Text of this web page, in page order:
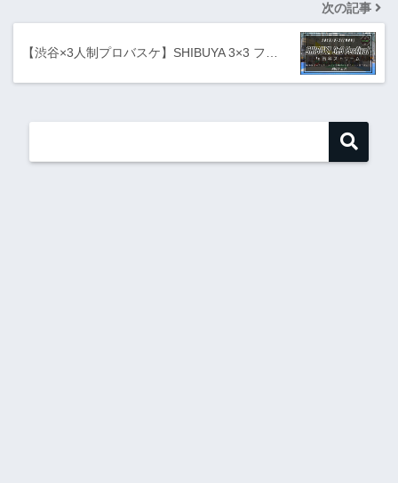
次の記事
【渋谷×3人制プロバスケ】SHIBUYA 3×3 フ…